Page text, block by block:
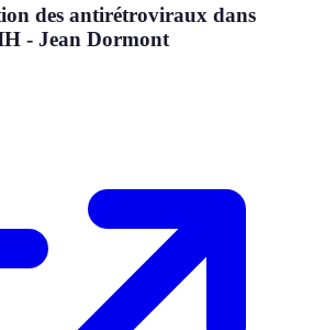
des antirétroviraux dans
- Jean Dormont